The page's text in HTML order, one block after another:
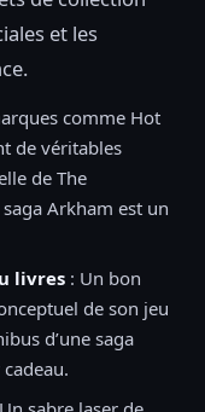
et les
comme Hot
de véritables
de The
Arkham est un
livres : Un bon
de son jeu
d’une saga